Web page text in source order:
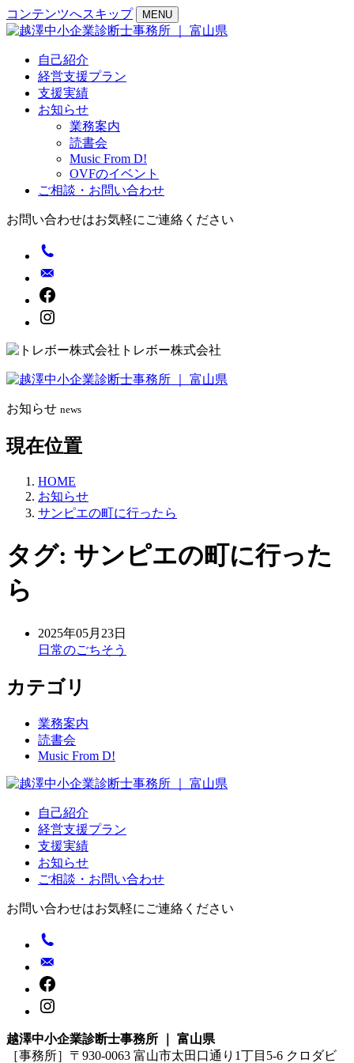
コンテンツへスキップ MENU
自己紹介
経営支援プラン
支援実績
お知らせ
業務案内
読書会
Music From D!
OVFのイベント
ご相談・お問い合わせ
お問い合わせはお気軽にご連絡ください
トレボー株式会社
お知らせ news
現在位置
HOME
お知らせ
サンピエの町に行ったら
タグ: サンピエの町に行った
ら
2025年05月23日
日常のごちそう
カテゴリ
業務案内
読書会
Music From D!
自己紹介
経営支援プラン
支援実績
お知らせ
ご相談・お問い合わせ
お問い合わせはお気軽にご連絡ください
越澤中小企業診断士事務所 ｜ 富山県
［事務所］〒930-0063 富山市太田口通り1丁目5-6 クロダビ